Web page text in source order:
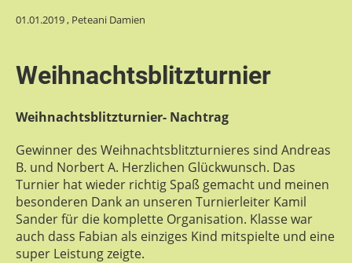
01.01.2019, Peteani Damien
Weihnachtsblitzturnier
Weihnachtsblitzturnier- Nachtrag
Gewinner des Weihnachtsblitzturnieres sind Andreas
B. und Norbert A. Herzlichen Glückwunsch. Das
Turnier hat wieder richtig Spaß gemacht und meinen
besonderen Dank an unseren Turnierleiter Kamil
Sander für die komplette Organisation. Klasse war
auch dass Fabian als einziges Kind mitspielte und eine
super Leistung zeigte.